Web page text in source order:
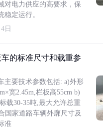
对电力供应的高要求，保
稳定运行。
日
车的标准尺寸和载重参
主要技术参数包括: a)外形
宽2.45m,栏板高55cm b)
载30-35吨,最大允许总重
国家道路车辆外廓尺寸及
准